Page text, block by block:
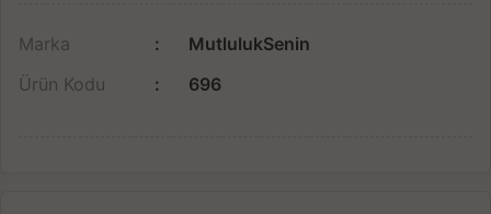
Marka
MutlulukSenin
Ürün Kodu
696